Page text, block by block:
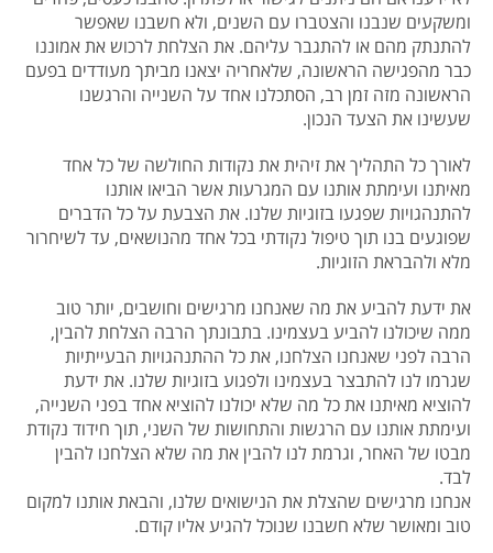
ומשקעים שנבנו והצטברו עם השנים, ולא חשבנו שאפשר
להתנתק מהם או להתגבר עליהם. את הצלחת לרכוש את אמוננו
כבר מהפגישה הראשונה, שלאחריה יצאנו מביתך מעודדים בפעם
הראשונה מזה זמן רב, הסתכלנו אחד על השנייה והרגשנו
שעשינו את הצעד הנכון.
לאורך כל התהליך את זיהית את נקודות החולשה של כל אחד
מאיתנו ועימתת אותנו עם המגרעות אשר הביאו אותנו
להתנהגויות שפגעו בזוגיות שלנו. את הצבעת על כל הדברים
שפוגעים בנו תוך טיפול נקודתי בכל אחד מהנושאים, עד לשיחרור
מלא ולהבראת הזוגיות.
את ידעת להביע את מה שאנחנו מרגישים וחושבים, יותר טוב
ממה שיכולנו להביע בעצמינו. בתבונתך הרבה הצלחת להבין,
הרבה לפני שאנחנו הצלחנו, את כל ההתנהגויות הבעייתיות
שגרמו לנו להתבצר בעצמינו ולפגוע בזוגיות שלנו. את ידעת
להוציא מאיתנו את כל מה שלא יכולנו להוציא אחד בפני השנייה,
ועימתת אותנו עם הרגשות והתחושות של השני, תוך חידוד נקודת
מבטו של האחר, וגרמת לנו להבין את מה שלא הצלחנו להבין
לבד.
אנחנו מרגישים שהצלת את הנישואים שלנו, והבאת אותנו למקום
טוב ומאושר שלא חשבנו שנוכל להגיע אליו קודם.